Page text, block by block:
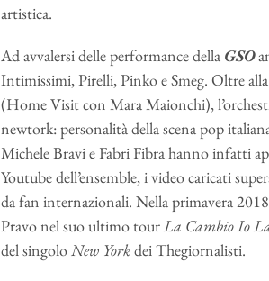
artistica.
Ad avvalersi delle performance della GSO
Intimissimi, Pirelli, Pinko e Smeg. Oltre
(Home Visit con Mara Maionchi),
newtork: personalità della scena pop
Michele Bravi e Fabri Fibrahanno infatti
Youtube dell’ensemble, i video caricati
da fan internazionali. Nella primavera
Pravonel suo ultimo tourLa Cambio Io
del singoloNew Yorkdei Thegiornalisti.